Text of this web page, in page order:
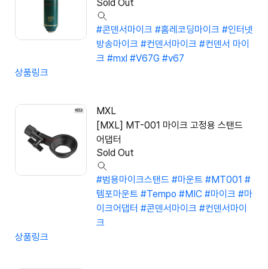
Sold Out
#콘덴서마이크 #홈레코딩마이크 #인터넷
방송마이크 #컨덴서마이크 #컨덴서 마이
크 #mxl #V67G #v67
상품링크
MXL
[MXL] MT-001 마이크 고정용 스탠드
어댑터
Sold Out
#범용마이크스탠드 #마운트 #MT001 #
템포마운트 #Tempo #MIC #마이크 #마
이크어댑터 #콘덴서마이크 #컨덴서마이
크
상품링크